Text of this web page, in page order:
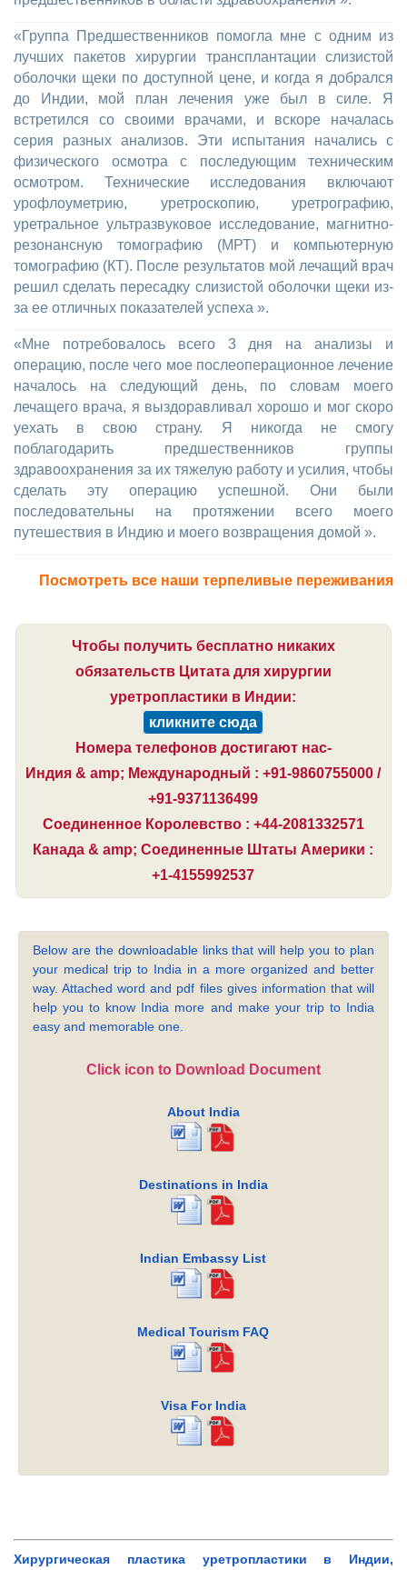
«Группа Предшественников помогла мне с одним из
лучших пакетов хирургии трансплантации слизистой
оболочки щеки по доступной цене, и когда я добрался
до Индии, мой план лечения уже был в силе. Я
встретился со своими врачами, и вскоре началась
серия разных анализов. Эти испытания начались с
физического осмотра с последующим техническим
осмотром. Технические исследования включают
урофлоуметрию, уретроскопию, уретрографию,
уретральное ультразвуковое исследование, магнитно-
резонансную томографию (МРТ) и компьютерную
томографию (КТ). После результатов мой лечащий врач
решил сделать пересадку слизистой оболочки щеки из-
за ее отличных показателей успеха ».
«Мне потребовалось всего 3 дня на анализы и
операцию, после чего мое послеоперационное лечение
началось на следующий день, по словам моего
лечащего врача, я выздоравливал хорошо и мог скоро
уехать в свою страну. Я никогда не смогу
поблагодарить предшественников группы
здравоохранения за их тяжелую работу и усилия, чтобы
сделать эту операцию успешной. Они были
последовательны на протяжении всего моего
путешествия в Индию и моего возвращения домой ».
Посмотреть все наши терпеливые переживания
Чтобы получить бесплатно никаких
обязательств Цитата для хирургии
уретропластики в Индии:
кликните сюда
Номера телефонов достигают нас-
Индия & amp; Международный : +91-9860755000 /
+91-9371136499
Соединенное Королевство : +44-2081332571
Канада & amp; Соединенные Штаты Америки :
+1-4155992537
Below are the downloadable links that will help you to plan
your medical trip to India in a more organized and better
way. Attached word and pdf files gives information that will
help you to know India more and make your trip to India
easy and memorable one.
Click icon to Download Document
About India
Destinations in India
Indian Embassy List
Medical Tourism FAQ
Visa For India
Хирургическая пластика уретропластики в Индии,